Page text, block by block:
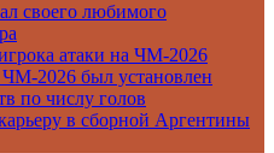
своего любимого
атаки на ЧМ-2026
2026 был установлен
по числу голов
в сборной Аргентины